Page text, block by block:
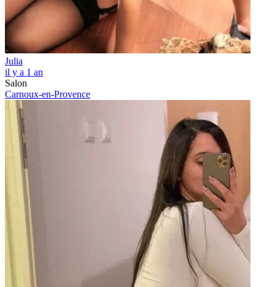
Julia
il y a 1 an
Salon
Carnoux-en-Provence